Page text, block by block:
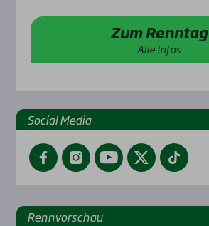
Zum Renntag
Alle Infos
Social Media
FacebookInstagramYouTubeTwitterTikTok
Renn­vor­schau